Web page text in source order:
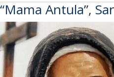
“Mama Antula”,